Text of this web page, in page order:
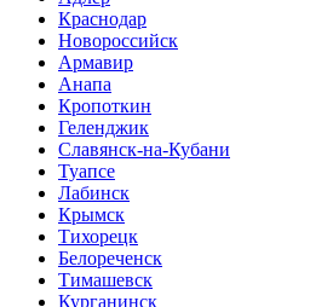
Краснодар
Новороссийск
Армавир
Анапа
Кропоткин
Геленджик
Славянск-на-Кубани
Туапсе
Лабинск
Крымск
Тихорецк
Белореченск
Тимашевск
Курганинск